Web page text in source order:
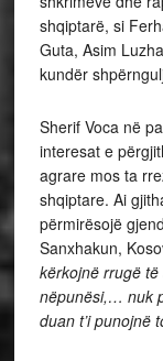
shqiptarë, si
Guta, Asim
kundër
Sherif Voca në
interesat e
agrare mos ta
shqiptare. Ai
përmirësojë
Sanxhakun,
kërkojnë rrugë
nëpunësi,… nuk
duan t’i punojnë